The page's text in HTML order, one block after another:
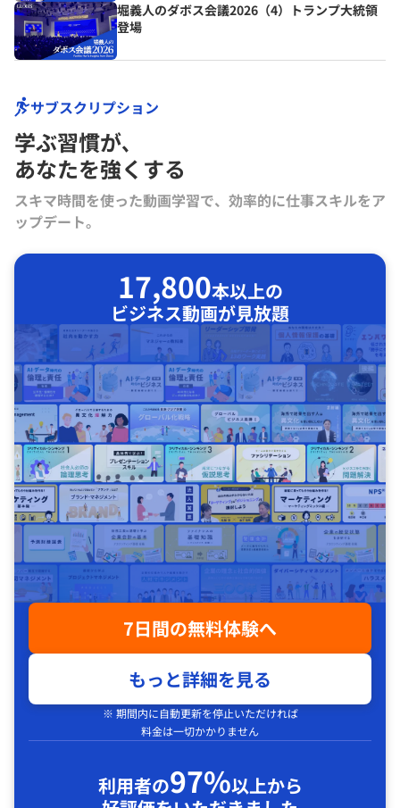
堀義人のダボス会議2026（4）トランプ大統領
登場
サブスクリプション
学ぶ習慣が､
あなたを強くする
スキマ時間を使った動画学習で、効率的に仕事スキルをア
ップデート。
17,800本以上の
ビジネス動画が見放題
7日間の無料体験へ
もっと詳細を見る
※ 期間内に自動更新を停止いただければ
料金は一切かかりません
利用者の97%以上から